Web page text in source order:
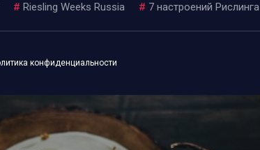
# Riesling Weeks Russia # 7 настроений Рислинга
конфиденциальности